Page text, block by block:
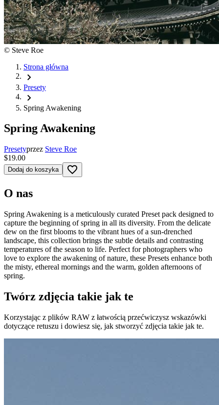
© Steve Roe
Strona główna
chevron_right
Presety
chevron_right
Spring Awakening
Spring Awakening
Presetyprzez Steve Roe
$19.00
Dodaj do koszyka favorite_border
O nas
Spring Awakening is a meticulously curated Preset pack designed to
capture the beginning of spring in all its diversity. From the delicate
dew on the first blooms to the vibrant hues of a sun-drenched
landscape, this collection brings the subtle details and contrasting
temperatures of the season to life. Perfect for photographers who
love to explore the awakening of nature, these Presets enhance both
the misty, ethereal mornings and the warm, golden afternoons of
spring.
Twórz zdjęcia takie jak te
Korzystając z plików RAW z łatwością przećwiczysz wskazówki
dotyczące retuszu i dowiesz się, jak stworzyć zdjęcia takie jak te.